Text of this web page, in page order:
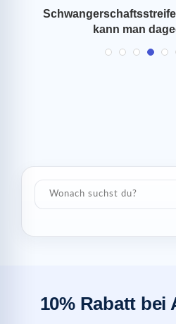
kann man
10% Rabatt bei